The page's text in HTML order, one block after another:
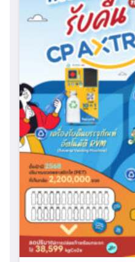
Search
for: